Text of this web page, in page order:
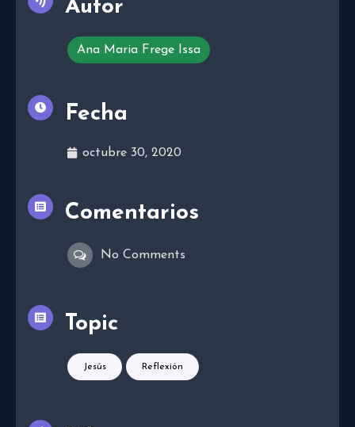
Autor
Ana Maria Frege Issa
Fecha
octubre 30, 2020
Comentarios
No Comments
Topic
Jesús Reflexión